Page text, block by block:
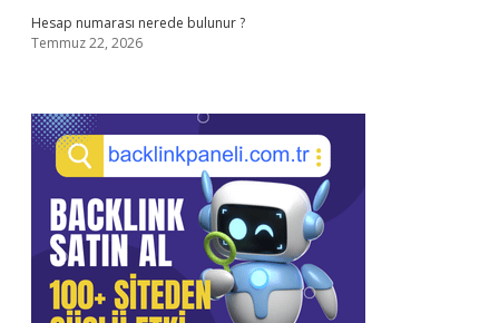
Hesap numarası nerede bulunur ?
Temmuz 22, 2026